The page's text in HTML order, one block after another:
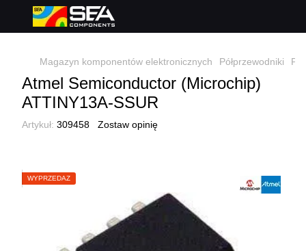
Magazyn komponentów elektronicznych Półprzewodniki
Atmel Semiconductor (Microchip)
ATTINY13A-SSUR
Artykuł: 309458 Zostaw opinię
WYPRZEDAŻ